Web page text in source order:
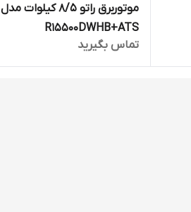
موتوربرق راتو 8/5 کیلوات مدل
R15500DWHB+ATS
تماس بگیرید